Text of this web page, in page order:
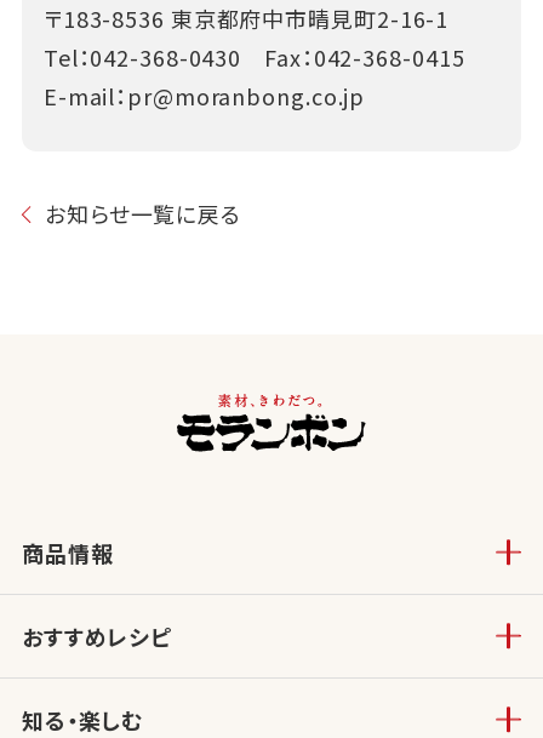
〒183-8536 東京都府中市晴見町2-16-1
Tel：042-368-0430 Fax：042-368-0415
E-mail： pr@moranbong.co.jp
お知らせ一覧に戻る
商品情報
おすすめレシピ
知る・楽しむ